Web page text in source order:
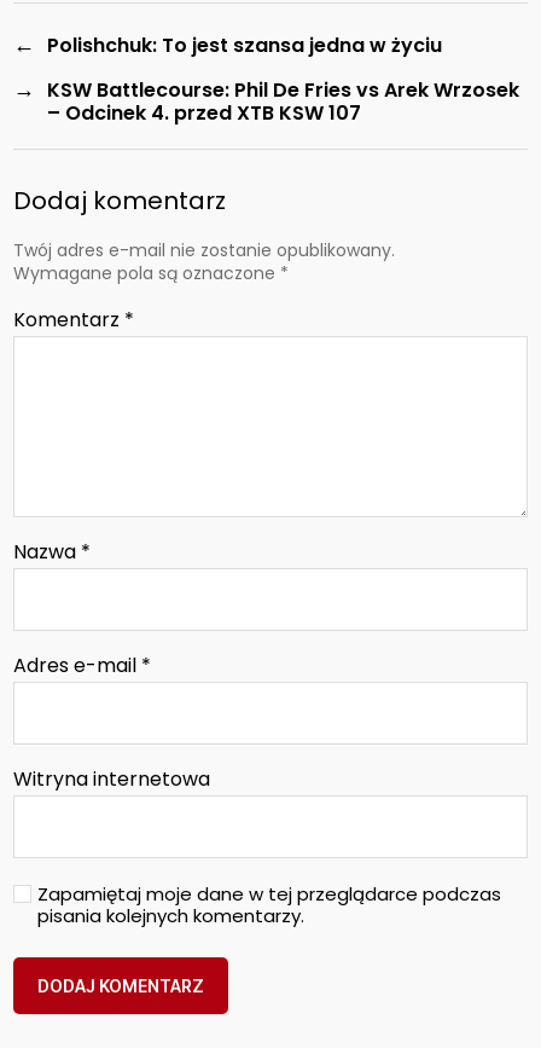
← Polishchuk: To jest szansa jedna w życiu
→
KSW Battlecourse: Phil De Fries vs Arek Wrzosek
– Odcinek 4. przed XTB KSW 107
Dodaj komentarz
Twój adres e-mail nie zostanie opublikowany.
Wymagane pola są oznaczone *
Komentarz *
Nazwa *
Adres e-mail *
Witryna internetowa
Zapamiętaj moje dane w tej przeglądarce podczas
pisania kolejnych komentarzy.